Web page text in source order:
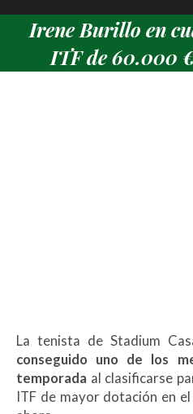
Irene Burillo en
ITF de 60.000
La tenista de Stadium
conseguido uno de los
temporada al clasificarse
ITF de mayor dotación en